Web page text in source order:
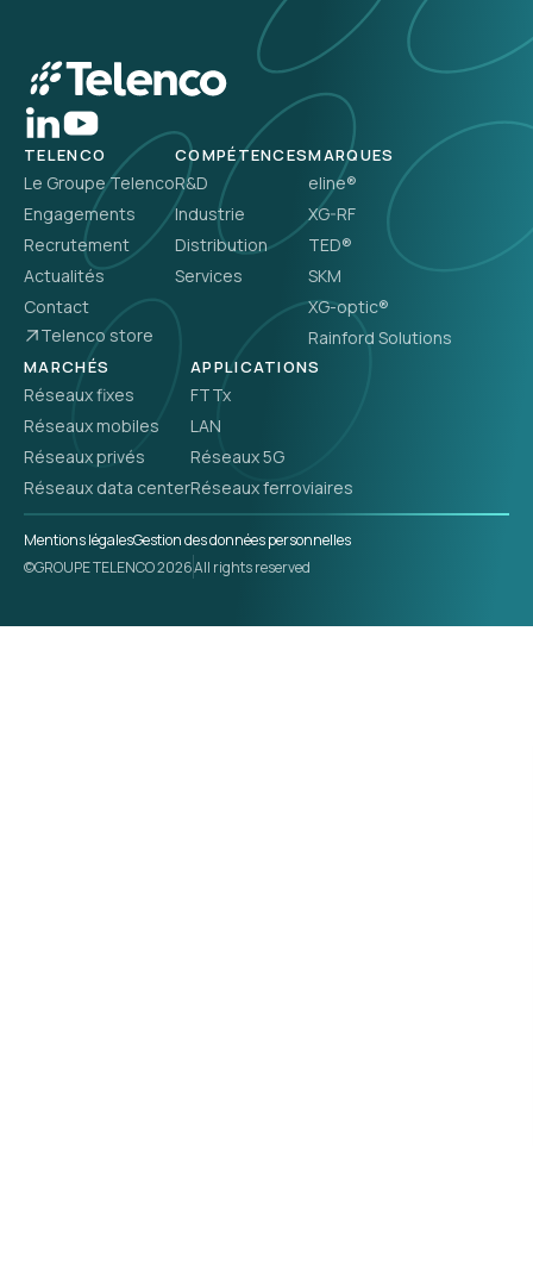
TELENCO
Le Groupe Telenco
Engagements
Recrutement
Actualités
Contact
Telenco store
COMPÉTENCES
R&D
Industrie
Distribution
Services
MARQUES
eline®
XG-RF
TED®
SKM
XG-optic®
Rainford Solutions
MARCHÉS
Réseaux fixes
Réseaux mobiles
Réseaux privés
Réseaux data center
APPLICATIONS
FTTx
LAN
Réseaux 5G
Réseaux ferroviaires
Mentions légalesGestion des données personnelles
©GROUPE TELENCO 2026All rights reserved